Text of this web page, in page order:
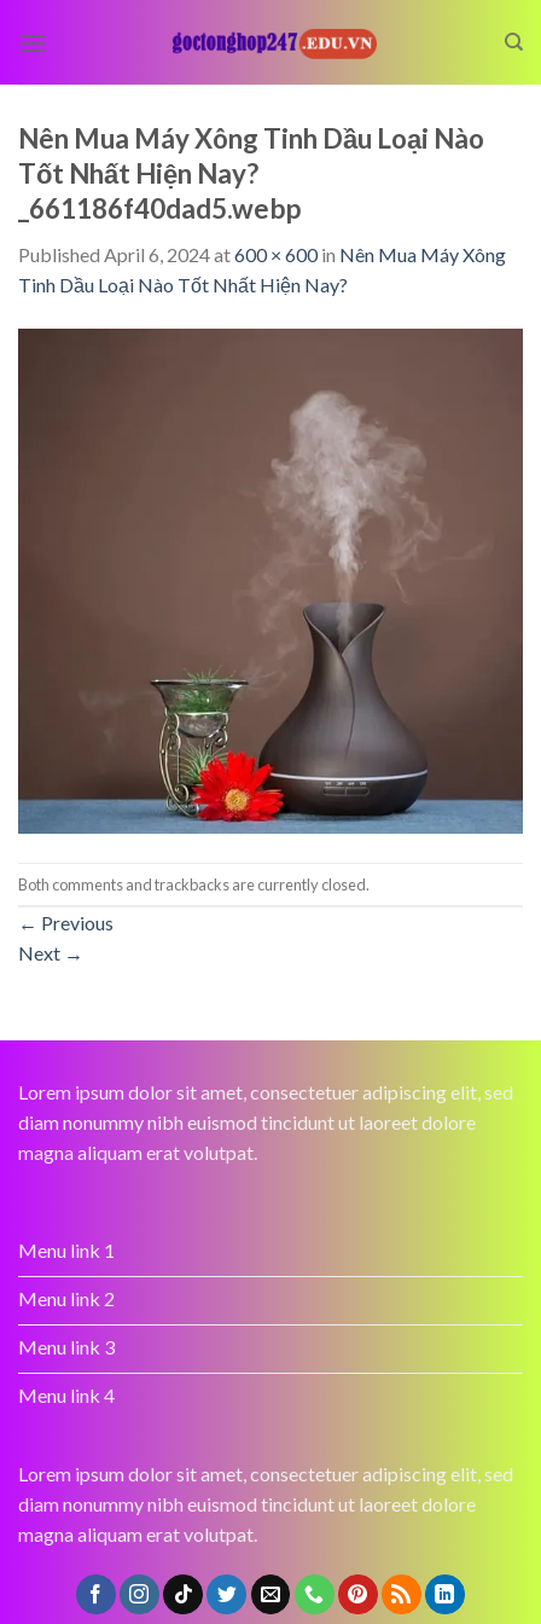
Nên Mua Máy Xông Tinh Dầu Loại Nào
Tốt Nhất Hiện Nay?
_661186f40dad5.webp
Published April 6, 2024at600 × 600in Nên Mua Máy Xông
Tinh Dầu Loại Nào Tốt Nhất Hiện Nay?
Both comments and trackbacks are currently closed.
← Previous
Next →
Lorem ipsum dolor sit amet, consectetuer adipiscing elit, sed
diam nonummy nibh euismod tincidunt ut laoreet dolore
magna aliquam erat volutpat.
Menu link 1
Menu link 2
Menu link 3
Menu link 4
Lorem ipsum dolor sit amet, consectetuer adipiscing elit, sed
diam nonummy nibh euismod tincidunt ut laoreet dolore
magna aliquam erat volutpat.